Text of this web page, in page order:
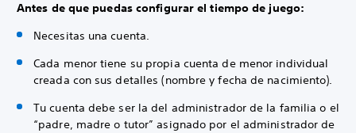
Antes de que puedas configurar el tiempo de juego:
Necesitas una cuenta.
Cada menor tiene su propia cuenta de menor individual
creada con sus detalles (nombre y fecha de nacimiento).
Tu cuenta debe ser la del administrador de la familia o el
“padre, madre o tutor” asignado por el administrador de